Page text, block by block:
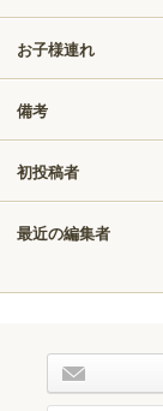
お子様連れ
備考
初投稿者
最近の編集者